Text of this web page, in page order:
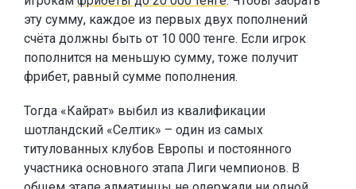
эту сумму, каждое из первых двух пополнений
счёта должны быть от 10 000 тенге. Если игрок
пополнится на меньшую сумму, тоже получит
фрибет, равный сумме пополнения.
Тогда «Кайрат» выбил из квалификации
шотландский «Селтик» – один из самых
титулованных клубов Европы и постоянного
участника основного этапа Лиги чемпионов. В